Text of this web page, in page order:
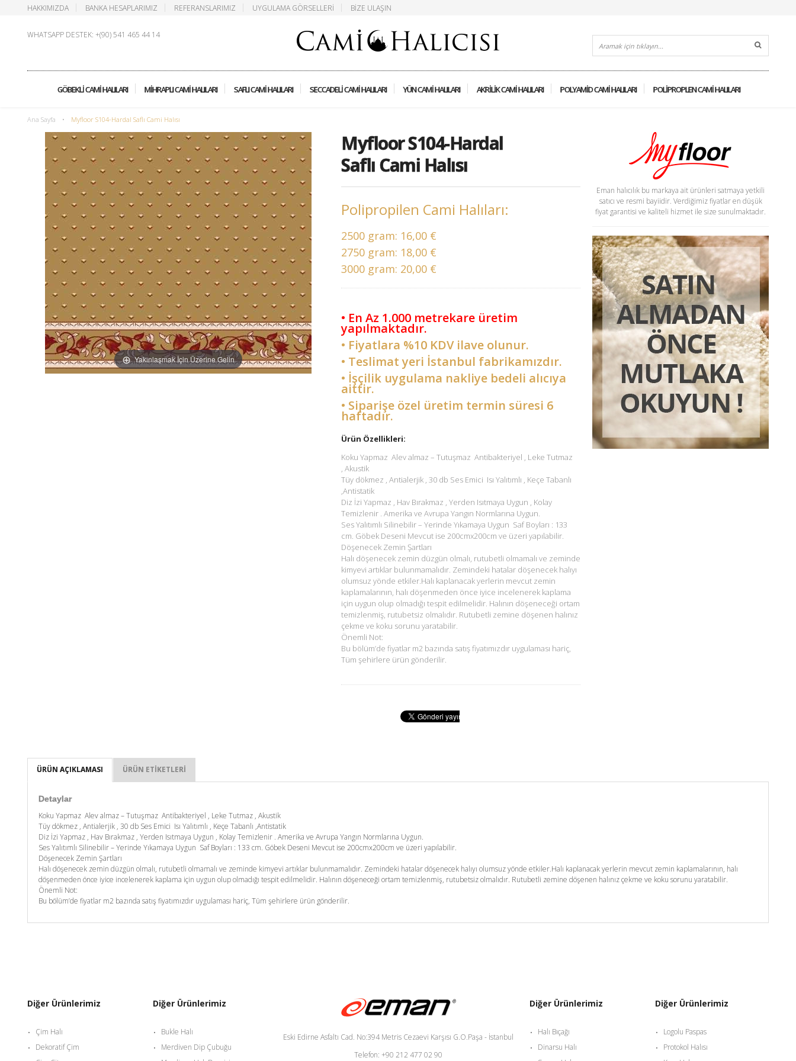
HAKKIMIZDA BANKA HESAPLARIMIZ REFERANSLARIMIZ UYGULAMA GÖRSELLERI BIZE ULAŞIN
WHATSAPP DESTEK: +(90) 541 465 44 14
GÖBEKLI CAMI HALILARI MIHRAPLI CAMI HALILARI SAFLI CAMI HALILARI SECCADELI CAMI HALILARI YÜN CAMI HALILARI AKRILIK CAMI HALILARI POLYAMID CAMI HALILARI POLIPROPLEN CAMI HALILARI
Ana Sayfa • Myfloor S104-Hardal Saflı Cami Halısı
Yakınlaşmak İçin Üzerine Gelin
Myfloor S104-Hardal
Saflı Cami Halısı
Polipropilen Cami Halıları:
2500 gram: 16,00 €
2750 gram: 18,00 €
3000 gram: 20,00 €
• En Az 1.000 metrekare üretim
yapılmaktadır.
• Fiyatlara %10 KDV ilave olunur.
• Teslimat yeri İstanbul fabrikamızdır.
• İşçilik uygulama nakliye bedeli alıcıya
aittir.
• Siparişe özel üretim termin süresi 6
haftadır.
Ürün Özellikleri:
Koku Yapmaz Alev almaz – Tutuşmaz Antibakteriyel , Leke Tutmaz
, Akustik
Tüy dökmez , Antialerjik , 30 db Ses Emici Isı Yalıtımlı , Keçe Tabanlı
,Antistatik
Diz İzi Yapmaz , Hav Bırakmaz , Yerden Isıtmaya Uygun , Kolay
Temizlenir . Amerika ve Avrupa Yangın Normlarına Uygun.
Ses Yalıtımlı Silinebilir – Yerinde Yıkamaya Uygun Saf Boyları : 133
cm. Göbek Deseni Mevcut ise 200cmx200cm ve üzeri yapılabilir.
Döşenecek Zemin Şartları
Halı döşenecek zemin düzgün olmalı, rutubetli olmamalı ve zeminde
kimyevi artıklar bulunmamalıdır. Zemindeki hatalar döşenecek halıyı
olumsuz yönde etkiler.Halı kaplanacak yerlerin mevcut zemin
kaplamalarının, halı döşenmeden önce iyice incelenerek kaplama
için uygun olup olmadığı tespit edilmelidir. Halının döşeneceği ortam
temizlenmiş, rutubetsiz olmalıdır. Rutubetli zemine döşenen halınız
çekme ve koku sorunu yaratabilir.
Önemli Not:
Bu bölüm’de fiyatlar m2 bazında satış fiyatımızdır uygulaması hariç,
Tüm şehirlere ürün gönderilir.
Eman halıcılık bu markaya ait ürünleri satmaya yetkili
satıcı ve resmi bayiidir. Verdiğimiz fiyatlar en düşük
fiyat garantisi ve kaliteli hizmet ile size sunulmaktadır.
ÜRÜN AÇIKLAMASI ÜRÜN ETIKETLERI
Detaylar
Koku Yapmaz Alev almaz – Tutuşmaz Antibakteriyel , Leke Tutmaz , Akustik
Tüy dökmez , Antialerjik , 30 db Ses Emici Isı Yalıtımlı , Keçe Tabanlı ,Antistatik
Diz İzi Yapmaz , Hav Bırakmaz , Yerden Isıtmaya Uygun , Kolay Temizlenir . Amerika ve Avrupa Yangın Normlarına Uygun.
Ses Yalıtımlı Silinebilir – Yerinde Yıkamaya Uygun Saf Boyları : 133 cm. Göbek Deseni Mevcut ise 200cmx200cm ve üzeri yapılabilir.
Döşenecek Zemin Şartları
Halı döşenecek zemin düzgün olmalı, rutubetli olmamalı ve zeminde kimyevi artıklar bulunmamalıdır. Zemindeki hatalar döşenecek halıyı olumsuz yönde etkiler.Halı kaplanacak yerlerin mevcut zemin kaplamalarının, halı
döşenmeden önce iyice incelenerek kaplama için uygun olup olmadığı tespit edilmelidir. Halının döşeneceği ortam temizlenmiş, rutubetsiz olmalıdır. Rutubetli zemine döşenen halınız çekme ve koku sorunu yaratabilir.
Önemli Not:
Bu bölüm’de fiyatlar m2 bazında satış fiyatımızdır uygulaması hariç, Tüm şehirlere ürün gönderilir.
Diğer Ürünlerimiz
Çim Halı
Dekoratif Çim
Diğer Ürünlerimiz
Bukle Halı
Merdiven Dip Çubuğu
Eski Edirne Asfaltı Cad. No:394 Metris Cezaevi Karşısı G.O.Paşa - İstanbul
Telefon: +90 212 477 02 90
Diğer Ürünlerimiz
Halı Bıçağı
Dinarsu Halı
Diğer Ürünlerimiz
Logolu Paspas
Protokol Halısı